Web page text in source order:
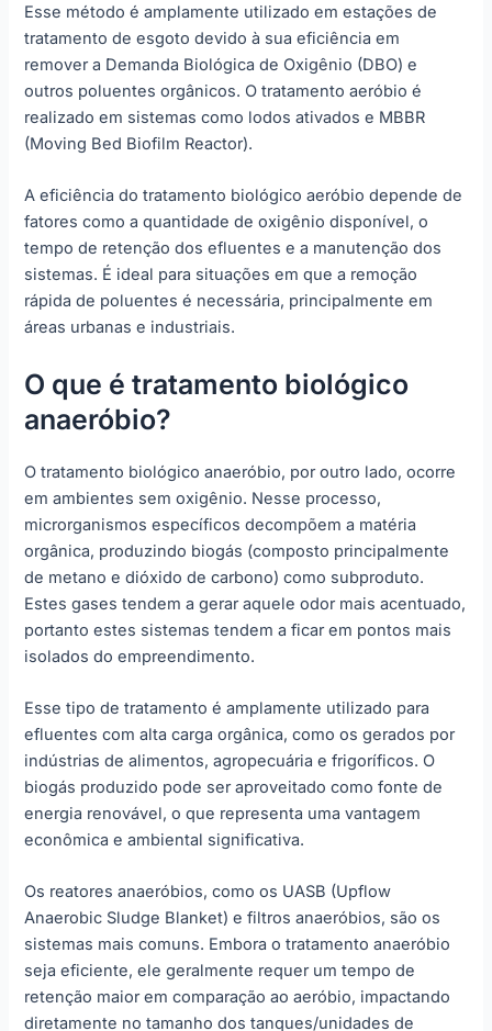
Esse método é amplamente utilizado em estações de
tratamento de esgoto devido à sua eficiência em
remover a Demanda Biológica de Oxigênio (DBO) e
outros poluentes orgânicos. O tratamento aeróbio é
realizado em sistemas como lodos ativados e MBBR
(Moving Bed Biofilm Reactor).
A eficiência do tratamento biológico aeróbio depende de
fatores como a quantidade de oxigênio disponível, o
tempo de retenção dos efluentes e a manutenção dos
sistemas. É ideal para situações em que a remoção
rápida de poluentes é necessária, principalmente em
áreas urbanas e industriais.
O que é tratamento biológico
anaeróbio?
O tratamento biológico anaeróbio, por outro lado, ocorre
em ambientes sem oxigênio. Nesse processo,
microrganismos específicos decompõem a matéria
orgânica, produzindo biogás (composto principalmente
de metano e dióxido de carbono) como subproduto.
Estes gases tendem a gerar aquele odor mais acentuado,
portanto estes sistemas tendem a ficar em pontos mais
isolados do empreendimento.
Esse tipo de tratamento é amplamente utilizado para
efluentes com alta carga orgânica, como os gerados por
indústrias de alimentos, agropecuária e frigoríficos. O
biogás produzido pode ser aproveitado como fonte de
energia renovável, o que representa uma vantagem
econômica e ambiental significativa.
Os reatores anaeróbios, como os UASB (Upflow
Anaerobic Sludge Blanket) e filtros anaeróbios, são os
sistemas mais comuns. Embora o tratamento anaeróbio
seja eficiente, ele geralmente requer um tempo de
retenção maior em comparação ao aeróbio, impactando
diretamente no tamanho dos tanques/unidades de